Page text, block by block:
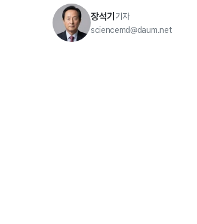
장석기 기자
sciencemd@daum.net